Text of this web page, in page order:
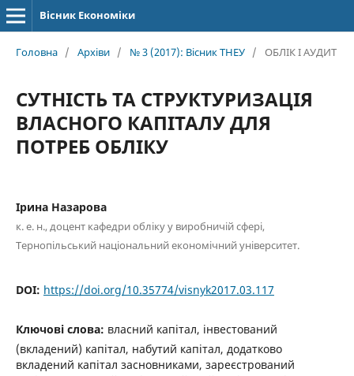
Вісник Економіки
Головна / Архіви / № 3 (2017): Вісник ТНЕУ / ОБЛІК І АУДИТ
СУТНІСТЬ ТА СТРУКТУРИЗАЦІЯ
ВЛАСНОГО КАПІТАЛУ ДЛЯ
ПОТРЕБ ОБЛІКУ
Ірина Назарова
к. е. н., доцент кафедри обліку у виробничій сфері,
Тернопільський національний економічний університет.
DOI: https://doi.org/10.35774/visnyk2017.03.117
Ключові слова: власний капітал, інвестований
(вкладений) капітал, набутий капітал, додатково
вкладений капітал засновниками, зареєстрований